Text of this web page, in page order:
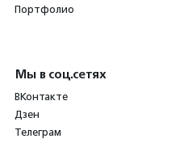
Портфолио
Мы в соц.сетях
ВКонтакте
Дзен
Телеграм